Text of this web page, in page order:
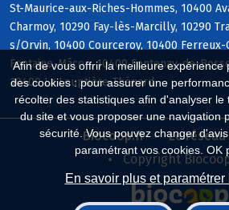
Afin de vous offrir la meilleure expérience
des cookies : pour assurer une
récolter des statistiques afin d'analyser
du site et vous proposer une navigation
sécurité. Vous pouvez changer
paramétrant vos cookies. OK
En savoir plus et
St-Maurice-aux-Riches-Hommes, 10400
Charmoy, 10290 Fay-lès-Marcilly, 10290
s/Orvin, 10400 Courceroy, 10400 Ferreux-
Fontaine-Mâcon, 10400 Fontenay-de-
10400 La Louptière-Thénard
Biocoop.fr
Le
Copyright